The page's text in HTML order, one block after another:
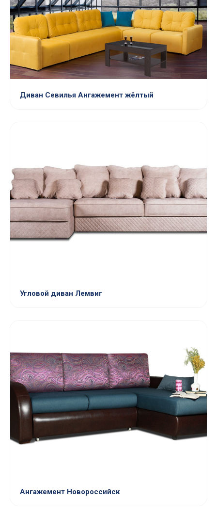
Диван Севилья Ангажемент жёлтый
Угловой диван Лемвиг
Ангажемент Новороссийск